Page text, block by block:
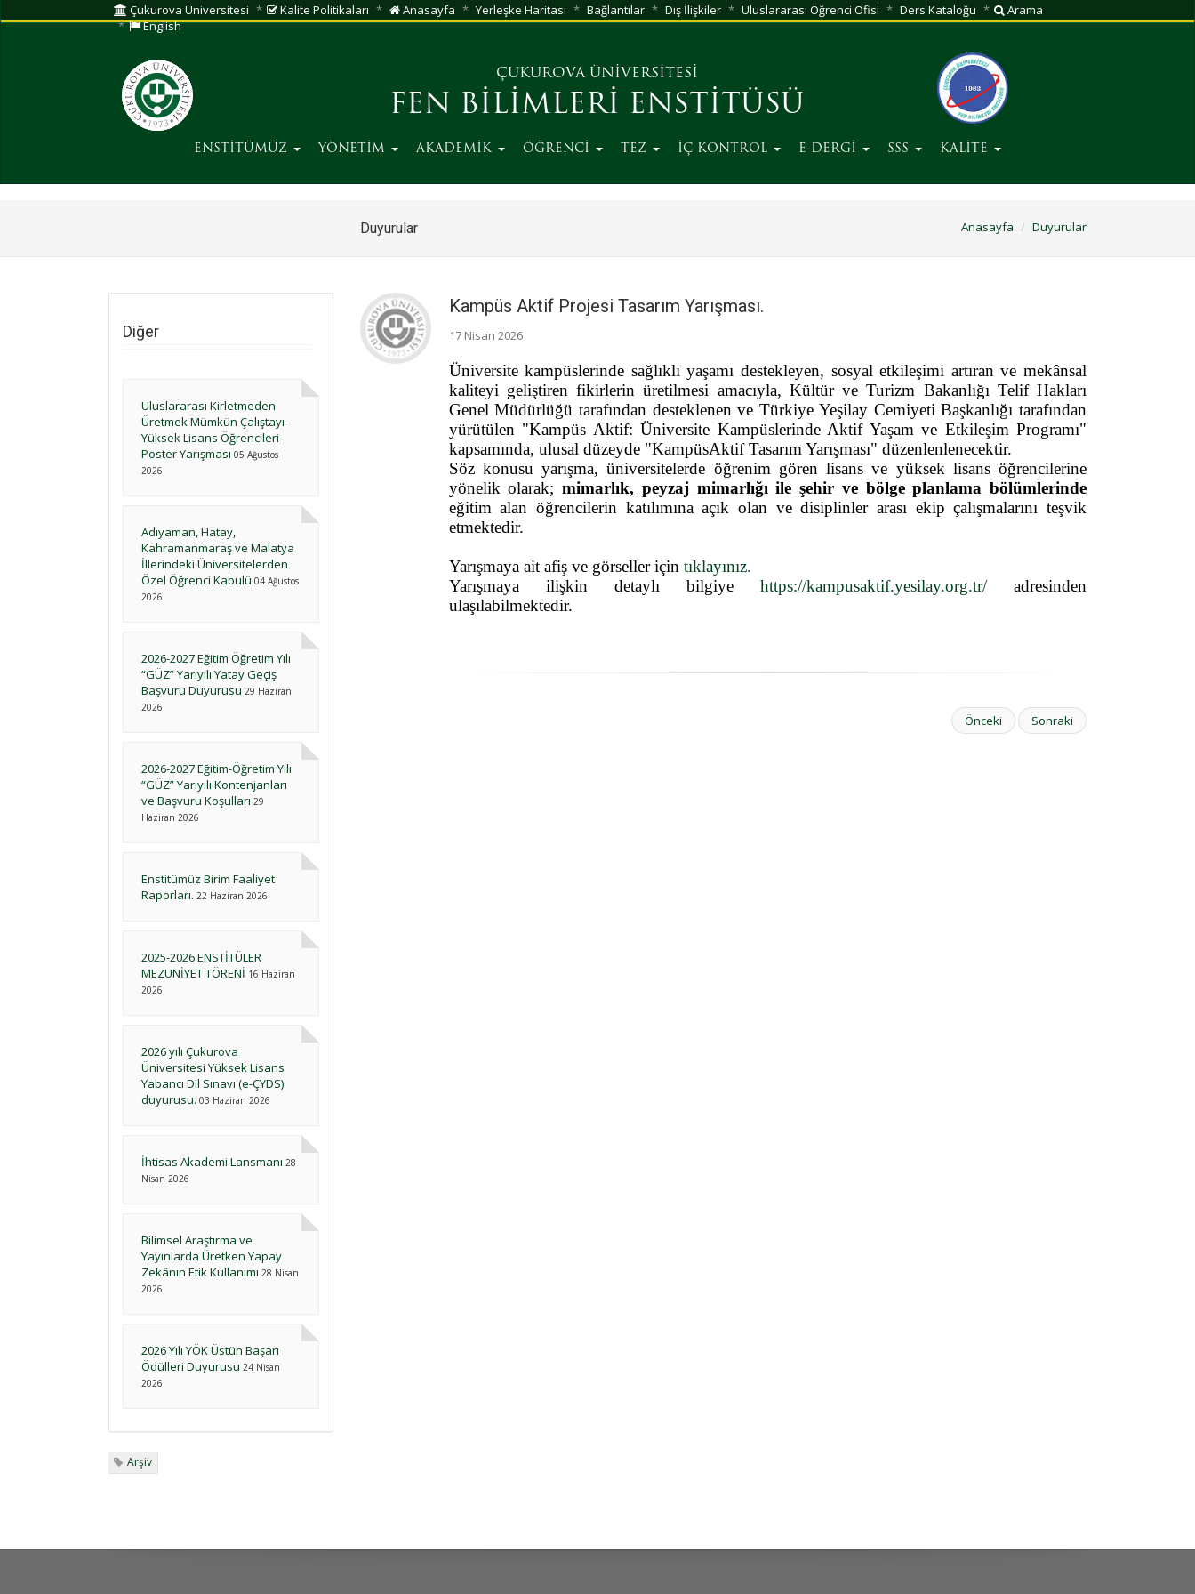
Çukurova Üniversitesi Kalite Politikaları Anasayfa Yerleşke Haritası Bağlantılar Dış İlişkiler Uluslararası Öğrenci Ofisi Ders Kataloğu
Arama
English
ÇUKUROVA ÜNİVERSİTESİ
FEN BİLİMLERİ ENSTİTÜSÜ
ENSTİTÜMÜZ YÖNETİM AKADEMİK ÖĞRENCİ TEZ İÇ KONTROL E-DERGİ SSS KALİTE
Duyurular Anasayfa Duyurular
Diğer
Uluslararası Kirletmeden
Üretmek Mümkün Çalıştayı-
Yüksek Lisans Öğrencileri
Poster Yarışması 05 Ağustos
2026
Adıyaman, Hatay,
Kahramanmaraş ve Malatya
İllerindeki Üniversitelerden
Özel Öğrenci Kabulü 04 Ağustos
2026
2026-2027 Eğitim Öğretim Yılı
“GÜZ” Yarıyılı Yatay Geçiş
Başvuru Duyurusu 29 Haziran
2026
2026-2027 Eğitim-Öğretim Yılı
“GÜZ” Yarıyılı Kontenjanları
ve Başvuru Koşulları 29
Haziran 2026
Enstitümüz Birim Faaliyet
Raporları. 22 Haziran 2026
2025-2026 ENSTİTÜLER
MEZUNİYET TÖRENİ 16 Haziran
2026
2026 yılı Çukurova
Üniversitesi Yüksek Lisans
Yabancı Dil Sınavı (e-ÇYDS)
duyurusu. 03 Haziran 2026
İhtisas Akademi Lansmanı 28
Nisan 2026
Bilimsel Araştırma ve
Yayınlarda Üretken Yapay
Zekânın Etik Kullanımı 28 Nisan
2026
2026 Yılı YÖK Üstün Başarı
Ödülleri Duyurusu 24 Nisan
2026
Arşiv
Kampüs Aktif Projesi Tasarım Yarışması.
17 Nisan 2026
Üniversite kampüslerinde sağlıklı yaşamı destekleyen, sosyal etkileşimi artıran ve mekânsal
kaliteyi geliştiren fikirlerin üretilmesi amacıyla, Kültür ve Turizm Bakanlığı Telif Hakları
Genel Müdürlüğü tarafından desteklenen ve Türkiye Yeşilay Cemiyeti Başkanlığı tarafından
yürütülen "Kampüs Aktif: Üniversite Kampüslerinde Aktif Yaşam ve Etkileşim Programı"
kapsamında, ulusal düzeyde "KampüsAktif Tasarım Yarışması" düzenlenlenecektir.
Söz konusu yarışma, üniversitelerde öğrenim gören lisans ve yüksek lisans öğrencilerine
yönelik olarak; mimarlık, peyzaj mimarlığı ile şehir ve bölge planlama bölümlerinde
eğitim alan öğrencilerin katılımına açık olan ve disiplinler arası ekip çalışmalarını teşvik
etmektedir.
Yarışmaya ait afiş ve görseller için tıklayınız.
Yarışmaya ilişkin detaylı bilgiye https://kampusaktif.yesilay.org.tr/
adresinden
ulaşılabilmektedir.
Önceki Sonraki